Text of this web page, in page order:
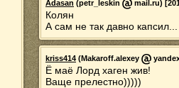
Adasan (petr_leskin mail.ru)
Колян
А сам не так давно капсил...
kriss414 (Makaroff.alexey
Ё маё Лорд хаген жив!
Ваще прелестно)))))